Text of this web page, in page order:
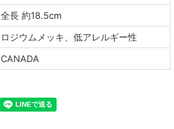
全長 約18.5cm
ロジウムメッキ、低アレルギー性
CANADA